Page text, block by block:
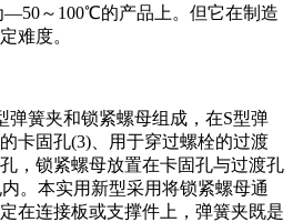
—50～100℃的产品上。但它在制造
难度。
弹簧夹和锁紧螺母组成，在S型弹
卡固孔(3)、用于穿过螺栓的过渡
，锁紧螺母放置在卡固孔与过渡孔
。本实用新型采用将锁紧螺母通
在连接板或支撑件上，弹簧夹既是